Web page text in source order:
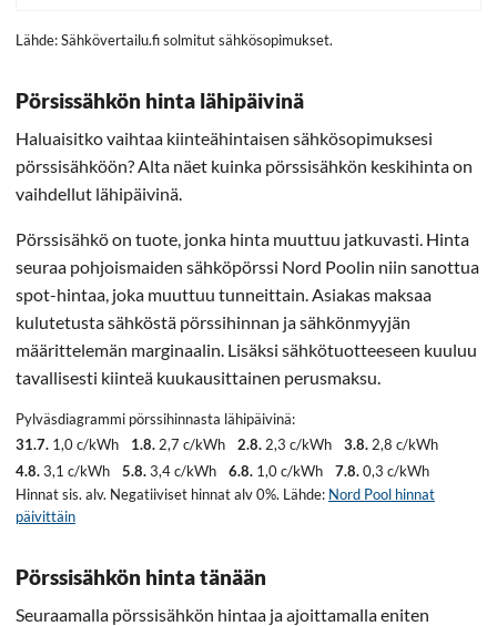
Lähde: Sähkövertailu.fi solmitut sähkösopimukset.
Pörsissähkön hinta lähipäivinä
Haluaisitko vaihtaa kiinteähintaisen sähkösopimuksesi
pörssisähköön? Alta näet kuinka pörssisähkön keskihinta on
vaihdellut lähipäivinä.
Pörssisähkö on tuote, jonka hinta muuttuu jatkuvasti. Hinta
seuraa pohjoismaiden sähköpörssi Nord Poolin niin sanottua
spot-hintaa, joka muuttuu tunneittain. Asiakas maksaa
kulutetusta sähköstä pörssihinnan ja sähkönmyyjän
määrittelemän marginaalin. Lisäksi sähkötuotteeseen kuuluu
tavallisesti kiinteä kuukausittainen perusmaksu.
Pylväsdiagrammi pörssihinnasta lähipäivinä:
31.7. 1,0 c/kWh 1.8. 2,7 c/kWh 2.8. 2,3 c/kWh 3.8. 2,8 c/kWh
4.8.3,1 c/kWh 5.8.3,4 c/kWh 6.8. 1,0 c/kWh 7.8.0,3 c/kWh
Hinnat sis. alv. Negatiiviset hinnat alv 0%. Lähde: Nord Pool hinnat
päivittäin
Pörssisähkön hinta tänään
Seuraamalla pörssisähkön hintaa ja ajoittamalla eniten